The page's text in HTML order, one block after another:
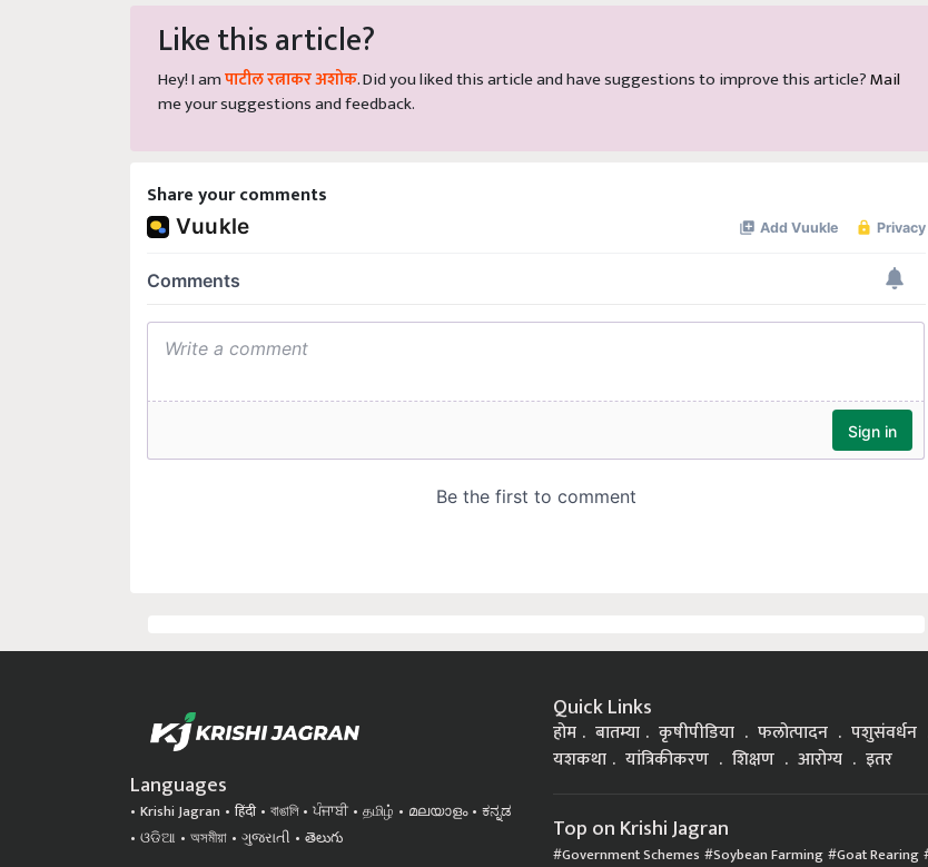
Like this article?
Hey! I amपाटील रत्नाकर अशोक. Did you liked this article and have suggestions to improve this article?Mail
me your suggestions and feedback.
Share your comments
Languages
Krishi Jagran हिंदी বাঙালি ਪੰਜਾਬੀ தமிழ் മലയാളം
ಕನ್ನಡ
ଓଡିଆ
অসমীয়া ગુજરાતી తెలుగు
Quick Links
होम बातम्या कृषीपीडिया फलोत्पादन पशुसंवर्धन
यशकथा
यांत्रिकीकरण शिक्षण आरोग्य इतर
Top on Krishi Jagran
Government Schemes Soybean Farming Goat Rearing